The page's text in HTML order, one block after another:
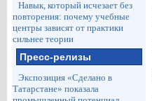
Навык, который исчезает без
повторения: почему учебные
центры зависят от практики
сильнее теории
Пресс-релизы
Экспозиция «Сделано в
Татарстане» показала